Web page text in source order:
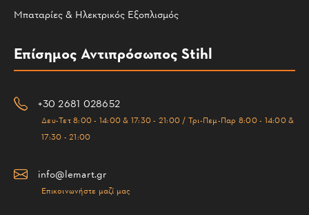
Μπαταρίες & Ηλεκτρικός Εξοπλισμός
Επίσημος Αντιπρόσωπος Stihl
+30 2681 028652
Δευ-Τετ 8:00 - 14:00 & 17:30 - 21:00 / Τρι-Πεμ-Παρ 8:00 - 14:00 &
17:30 - 21:00
info@lemart.gr
Επικοινωνήστε μαζί μας